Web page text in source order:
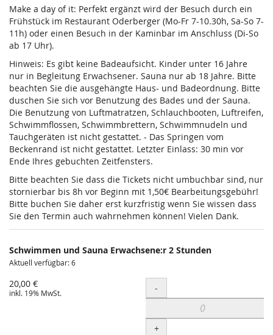
Make a day of it: Perfekt ergänzt wird der Besuch durch ein
Frühstück im Restaurant Oderberger (Mo-Fr 7-10.30h, Sa-So 7-
11h) oder einen Besuch in der Kaminbar im Anschluss (Di-So
ab 17 Uhr).
Hinweis: Es gibt keine Badeaufsicht. Kinder unter 16 Jahre
nur in Begleitung Erwachsener. Sauna nur ab 18 Jahre. Bitte
beachten Sie die ausgehängte Haus- und Badeordnung. Bitte
duschen Sie sich vor Benutzung des Bades und der Sauna.
Die Benutzung von Luftmatratzen, Schlauchbooten, Luftreifen,
Schwimmflossen, Schwimmbrettern, Schwimmnudeln und
Tauchgeräten ist nicht gestattet. - Das Springen vom
Beckenrand ist nicht gestattet. Letzter Einlass: 30 min vor
Ende Ihres gebuchten Zeitfensters.
Bitte beachten Sie dass die Tickets nicht umbuchbar sind, nur
stornierbar bis 8h vor Beginn mit 1,50€ Bearbeitungsgebühr!
Bitte buchen Sie daher erst kurzfristig wenn Sie wissen dass
Sie den Termin auch wahrnehmen können! Vielen Dank.
Schwimmen und Sauna Erwachsene:r 2 Stunden
Aktuell verfügbar: 6
20,00 €
inkl. 19% MwSt. Menge
-
+